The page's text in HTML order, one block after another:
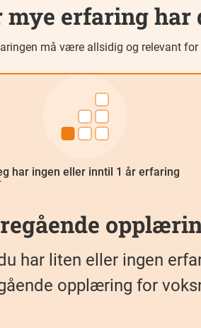
mye erfaring har
må være allsidig og relevant for
har ingen eller inntil 1 år erfaring
har liten eller ingen
opplæring for